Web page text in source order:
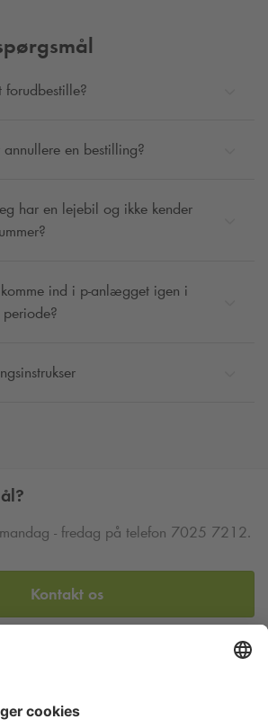
forudbestille?
en bestilling?
har en lejebil og ikke kender
ind i p-anlægget igen i
- fredag på telefon 7025 7212.
Kontakt os
Eller find os her: